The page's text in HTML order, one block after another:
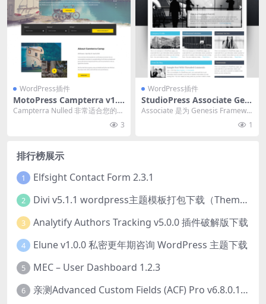
WordPress插件
MotoPress Campterra v1.5.
4 户外探险网站的露营WordP
ress主题下载
Campterra Nulled 非常适合您的爱
3
WordPress插件
StudioPress Associate Gen
esis WordPress Theme 1.0.
Associate 是为 Genesis Framewo
1
排行榜展示
1 Elfsight Contact Form 2.3.1
2 Divi v5.1.1 wordpress主题模板打包下载（Theme + Builder+ Extra Theme + Templates + Layouts + PSD）
3 Analytify Authors Tracking v5.0.0 插件破解版下载
4 Elune v1.0.0 私密更年期咨询 WordPress 主题下载
5 MEC – User Dashboard 1.2.3
6 亲测Advanced Custom Fields (ACF) Pro v6.8.0.1 + Advanced Custom Fields: Extended PRO v0.9.2.3 | 网站开发自定义字段插件下载